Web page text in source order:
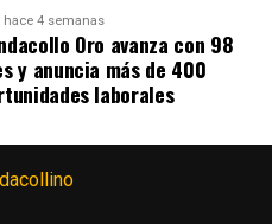
hace 4 semanas
Oro avanza con 98
y anuncia más de 400
laborales